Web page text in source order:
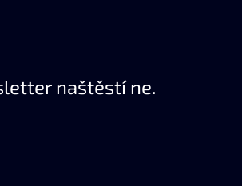
naštěstí ne.